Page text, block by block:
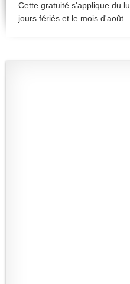
Cette gratuité s'applique du
jours fériés et le mois d'août.